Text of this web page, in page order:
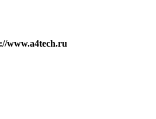
www.a4tech.ru